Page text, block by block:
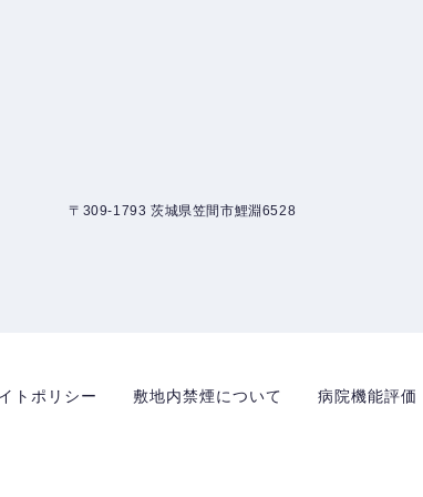
〒309-1793 茨城県笠間市鯉淵6528
トポリシー 敷地内禁煙について 病院機能評価